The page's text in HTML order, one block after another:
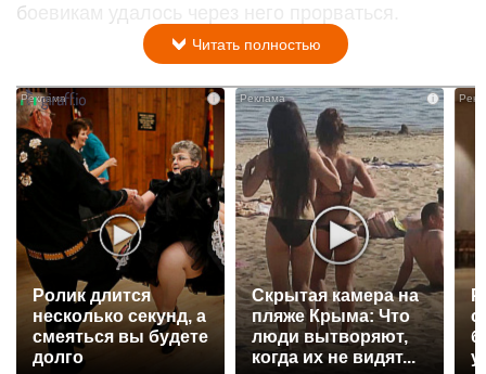
боевикам удалось через него прорваться.
Читать полностью
Ролик длится
несколько секунд, а
смеяться вы будете
долго
i
Скрытая камера на
пляже Крыма: Что
люди вытворяют,
когда их не видят...